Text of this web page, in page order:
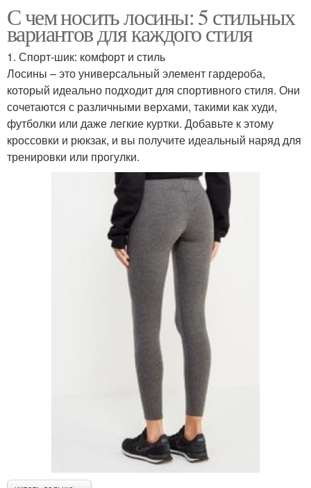
С чем носить лосины: 5 стильных
вариантов для каждого стиля
1. Спорт-шик: комфорт и стиль
Лосины – это универсальный элемент гардероба,
который идеально подходит для спортивного стиля. Они
сочетаются с различными верхами, такими как худи,
футболки или даже легкие куртки. Добавьте к этому
кроссовки и рюкзак, и вы получите идеальный наряд для
тренировки или прогулки.